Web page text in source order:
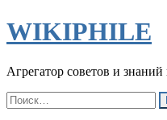
WIKIPHILE
Агрегатор советов и знаний
Найти: